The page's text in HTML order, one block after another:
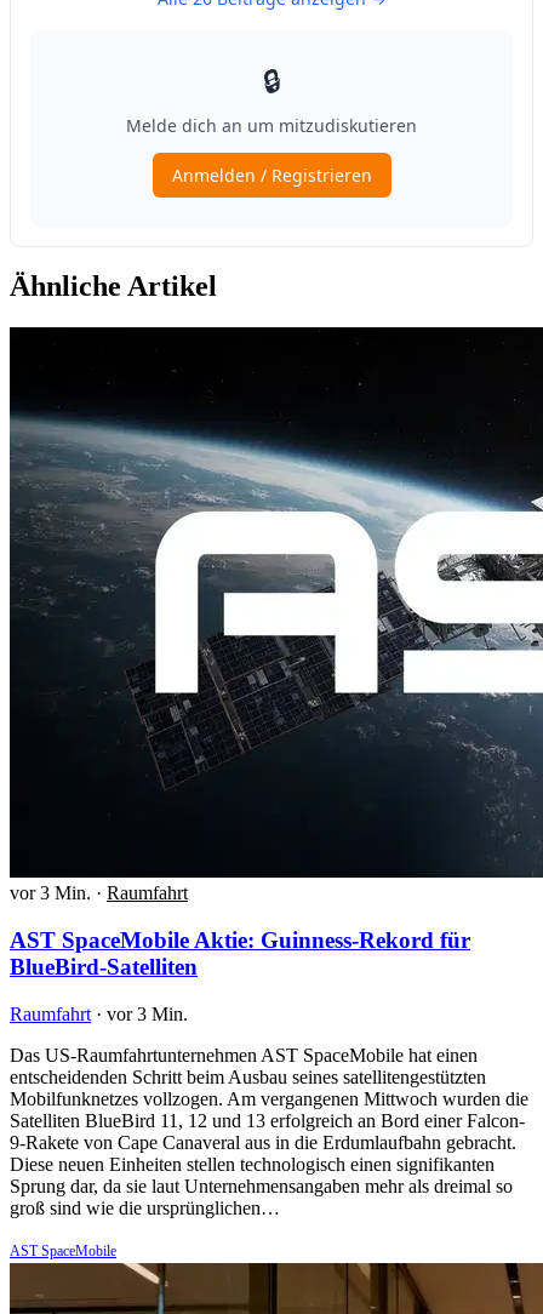
Ähnliche Artikel
vor 3 Min. · Raumfahrt
AST SpaceMobile Aktie: Guinness-Rekord für
BlueBird-Satelliten
Raumfahrt · vor 3 Min.
Das US-Raumfahrtunternehmen AST SpaceMobile hat einen
entscheidenden Schritt beim Ausbau seines satellitengestützten
Mobilfunknetzes vollzogen. Am vergangenen Mittwoch wurden die
Satelliten BlueBird 11, 12 und 13 erfolgreich an Bord einer Falcon-
9-Rakete von Cape Canaveral aus in die Erdumlaufbahn gebracht.
Diese neuen Einheiten stellen technologisch einen signifikanten
Sprung dar, da sie laut Unternehmensangaben mehr als dreimal so
groß sind wie die ursprünglichen…
AST SpaceMobile